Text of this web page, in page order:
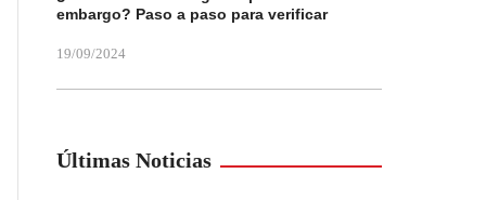
embargo? Paso a paso para verificar
19/09/2024
Últimas Noticias